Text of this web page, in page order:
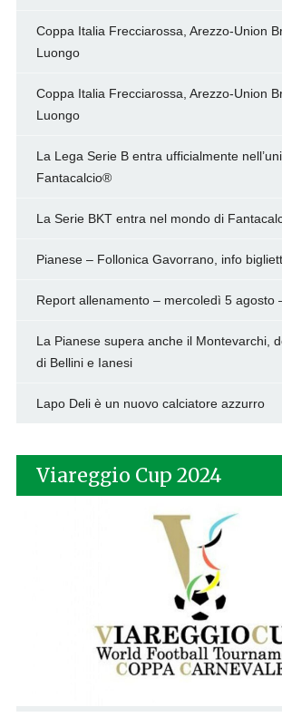
Coppa Italia Frecciarossa, Arezzo-Union
Luongo
Coppa Italia Frecciarossa, Arezzo-Union
Luongo
La Lega Serie B entra ufficialmente
Fantacalcio®
La Serie BKT entra nel mondo di
Pianese – Follonica Gavorrano, info
Report allenamento – mercoledì 5 agosto
La Pianese supera anche il Montevarchi,
di Bellini e Ianesi
Lapo Deli è un nuovo calciatore azzurro
Viareggio Cup 2024